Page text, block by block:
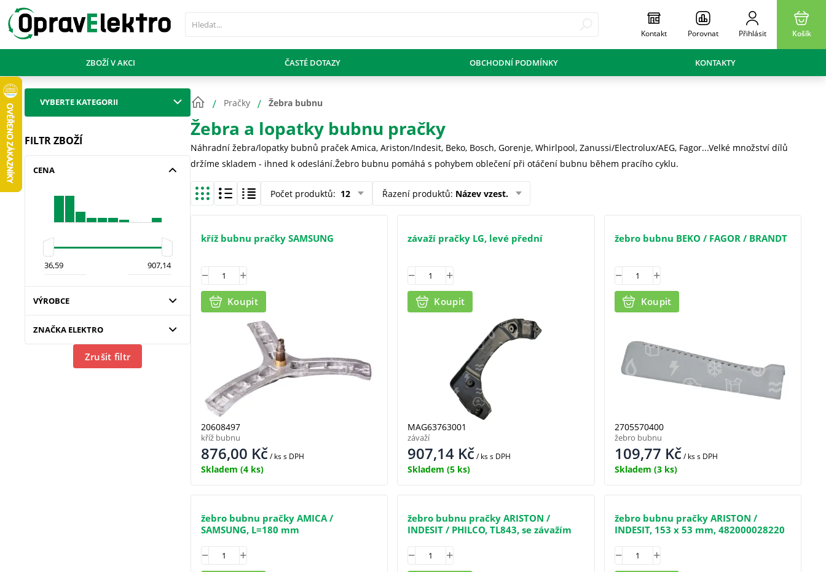
PŘESKOČIT NAVIGACI
Kontakt Porovnat Přihlásit Košík
ZBOŽÍ V AKCI ČASTÉ DOTAZY OBCHODNÍ PODMÍNKY KONTAKTY
VYBERTE KATEGORII
FILTR ZBOŽÍ
CENA
VÝROBCE
ZNAČKA ELEKTRO
Zrušit filtr
Pračky Žebra bubnu
Žebra a lopatky bubnu pračky
Náhradní žebra/lopatky bubnů praček Amica, Ariston/Indesit, Beko, Bosch, Gorenje, Whirlpool, Zanussi/Electrolux/AEG, Fagor...Velké množství dílů
držíme skladem - ihned k odeslání.Žebro bubnu pomáhá s pohybem oblečení při otáčení bubnu během pracího cyklu.
Počet produktů: 12 Řazení produktů: Název vzest.
kříž bubnu pračky SAMSUNG
20608497
876,00 Kč/ kss DPH
Skladem (4 ks)
Koupit
kříž bubnu
závaží pračky LG, levé přední
MAG63763001
907,14 Kč/ kss DPH
Skladem (5 ks)
Koupit
závaží
žebro bubnu BEKO / FAGOR / BRANDT
2705570400
109,77 Kč/ kss DPH
Skladem (3 ks)
Koupit
žebro bubnu
žebro bubnu pračky AMICA /
SAMSUNG, L=180 mm
žebro bubnu pračky ARISTON /
INDESIT / PHILCO, TL843, se závažím
žebro bubnu pračky ARISTON /
INDESIT, 153 x 53 mm, 482000028220